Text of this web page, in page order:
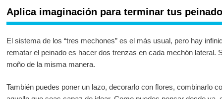
Aplica imaginación para terminar tus
El sistema de los “tres mechones” es el más usual, pero hay
rematar el peinado es hacer dos trenzas en cada mechón lateral.
moño de la misma manera.
También puedes poner un lazo, decorarlo con flores, combinarlo